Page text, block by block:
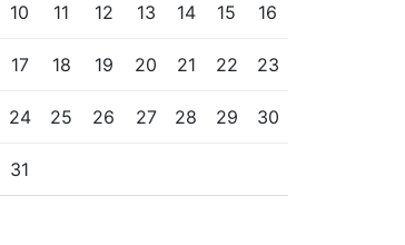
10 11 12 13 14 15 16
17 18 19 20 21 22 23
24 25 26 27 28 29 30
31